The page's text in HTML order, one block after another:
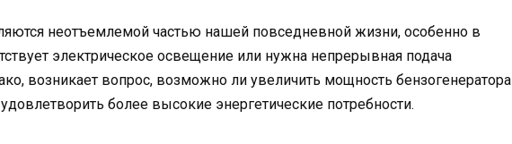
неотъемлемой частью нашей повседневной жизни, особенно в
электрическое освещение или нужна непрерывная подача
возникает вопрос, возможно ли увеличить мощность бензогенератора
более высокие энергетические потребности.